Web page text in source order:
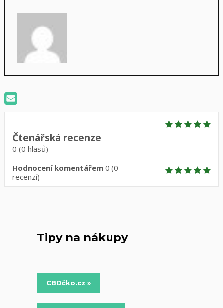
Čtenářská recenze
0 (0 hlasů)
Hodnocení komentářem 0 (0
recenzí)
Tipy na nákupy
CBDčko.cz »